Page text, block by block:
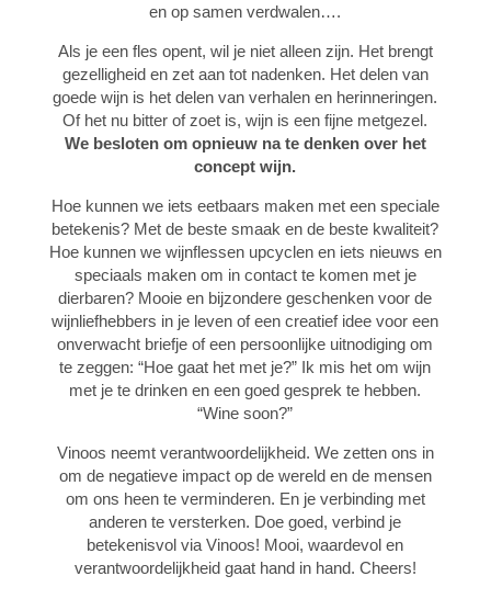
en op samen verdwalen….
Als je een fles opent, wil je niet alleen zijn. Het brengt
gezelligheid en zet aan tot nadenken. Het delen van
goede wijn is het delen van verhalen en herinneringen.
Of het nu bitter of zoet is, wijn is een fijne metgezel.
We besloten om opnieuw na te denken over het
concept wijn.
Hoe kunnen we iets eetbaars maken met een speciale
betekenis? Met de beste smaak en de beste kwaliteit?
Hoe kunnen we wijnflessen upcyclen en iets nieuws en
speciaals maken om in contact te komen met je
dierbaren? Mooie en bijzondere geschenken voor de
wijnliefhebbers in je leven of een creatief idee voor een
onverwacht briefje of een persoonlijke uitnodiging om
te zeggen: “Hoe gaat het met je?” Ik mis het om wijn
met je te drinken en een goed gesprek te hebben.
“Wine soon?”
Vinoos neemt verantwoordelijkheid. We zetten ons in
om de negatieve impact op de wereld en de mensen
om ons heen te verminderen. En je verbinding met
anderen te versterken. Doe goed, verbind je
betekenisvol via Vinoos! Mooi, waardevol en
verantwoordelijkheid gaat hand in hand. Cheers!